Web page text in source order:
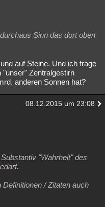
Sinn das dort oben
auf Steine. Und ich frage
Zentralgestirn
anderen Sonnen hat?
08.12.2015 um 23:08
"Wahrheit" des
/ Zitaten auch